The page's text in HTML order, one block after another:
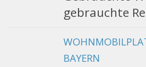
gebrauchte
BAYERN